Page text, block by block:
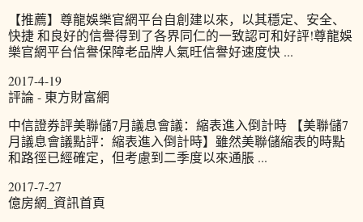
【推薦】尊龍娛樂官網平台自創建以來，以其穩定、安全、
快捷 和良好的信譽得到了各界同仁的一致認可和好評!尊龍娛
樂官網平台信譽保障老品牌人氣旺信譽好速度快 ...
2017-4-19
評論 - 東方財富網
中信證券評美聯儲7月議息會議：縮表進入倒計時 【美聯儲7
月議息會議點評：縮表進入倒計時】雖然美聯儲縮表的時點
和路徑已經確定，但考慮到二季度以來通脹 ...
2017-7-27
億房網_資訊首頁